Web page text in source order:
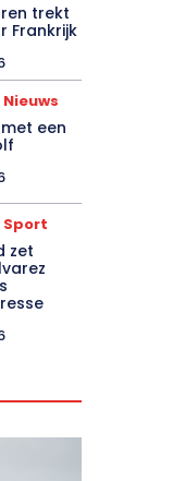
trekt
Frankrijk
een
zet